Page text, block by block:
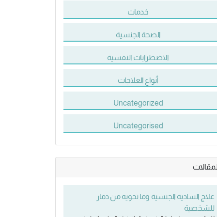
خدمات
الصحة الجنسية
الاضطرابات النفسية
أنواع العلاجات
Uncategorized
Uncategorised
علاج السادية الجنسية وما تحويه من دمار
للشخصية